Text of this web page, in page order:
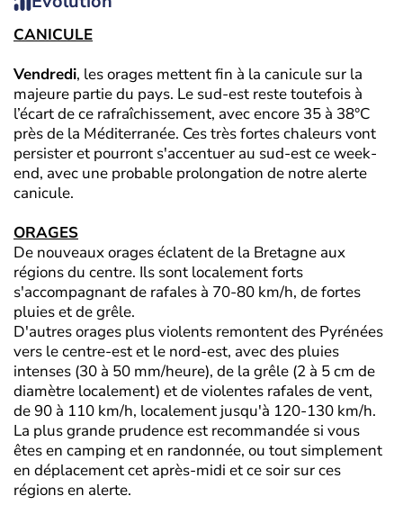
CANICULE
Vendredi, les orages mettent fin à la canicule sur la
majeure partie du pays. Le sud-est reste toutefois à
l’écart de ce rafraîchissement, avec encore 35 à 38°C
près de la Méditerranée. Ces très fortes chaleurs vont
persister et pourront s'accentuer au sud-est ce week-
end, avec une probable prolongation de notre alerte
canicule.
ORAGES
De nouveaux orages éclatent de la Bretagne aux
régions du centre. Ils sont localement forts
s'accompagnant de rafales à 70-80 km/h, de fortes
pluies et de grêle.
D'autres orages plus violents remontent des Pyrénées
vers le centre-est et le nord-est, avec des pluies
intenses (30 à 50 mm/heure), de la grêle (2 à 5 cm de
diamètre localement) et de violentes rafales de vent,
de 90 à 110 km/h, localement jusqu'à 120-130 km/h.
La plus grande prudence est recommandée si vous
êtes en camping et en randonnée, ou tout simplement
en déplacement cet après-midi et ce soir sur ces
régions en alerte.